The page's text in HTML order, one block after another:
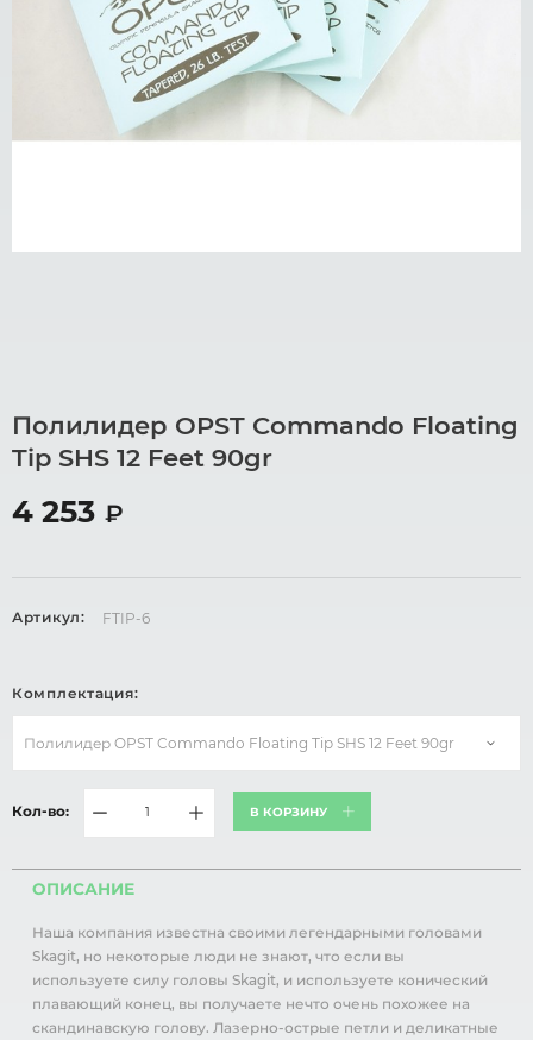
Полилидер OPST Commando Floating
Tip SHS 12 Feet 90gr
4 253 ₽
Артикул: FTIP-6
Комплектация:
Полилидер OPST Commando Floating Tip SHS 12 Feet 90gr
Кол-во: В КОРЗИНУ
ОПИСАНИЕ
Наша компания известна своими легендарными головами
Skagit, но некоторые люди не знают, что если вы
используете силу головы Skagit, и используете конический
плавающий конец, вы получаете нечто очень похожее на
скандинавскую голову. Лазерно-острые петли и деликатные